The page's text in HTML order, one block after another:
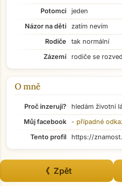
Potomci
jeden
Názor na děti
zatím nevím
Rodiče
tak normální
Zázemí
rodiče se
O mně
Proč inzeruji?
hledám životní
Můj facebook
- případné
Tento profil
https://
《 Zpět